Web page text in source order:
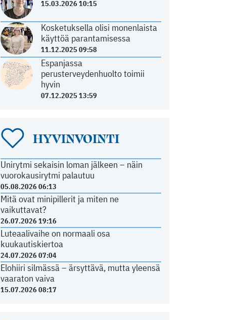
15.03.2026 10:15
Kosketuksella olisi monenlaista
käyttöä parantamisessa
11.12.2025 09:58
Espanjassa
perusterveydenhuolto toimii
hyvin
07.12.2025 13:59
HYVINVOINTI
Unirytmi sekaisin loman jälkeen – näin
vuorokausirytmi palautuu
05.08.2026 06:13
Mitä ovat minipillerit ja miten ne
vaikuttavat?
26.07.2026 19:16
Luteaalivaihe on normaali osa
kuukautiskiertoa
24.07.2026 07:04
Elohiiri silmässä – ärsyttävä, mutta yleensä
vaaraton vaiva
15.07.2026 08:17